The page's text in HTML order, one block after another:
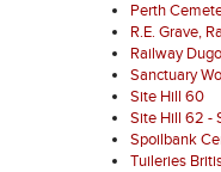
Perth
R.E. Grave,
Railway
Sanctuary
Site Hill 60
Site Hill 62 -
Spoilbank
Tuileries